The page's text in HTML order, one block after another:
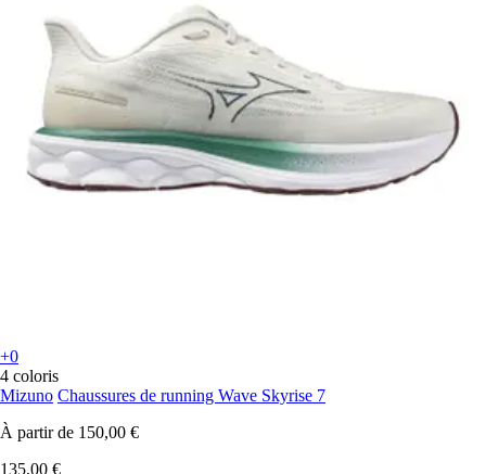
+0
4 coloris
Mizuno Chaussures de running Wave Skyrise 7
À partir de 150,00 €
135,00 €